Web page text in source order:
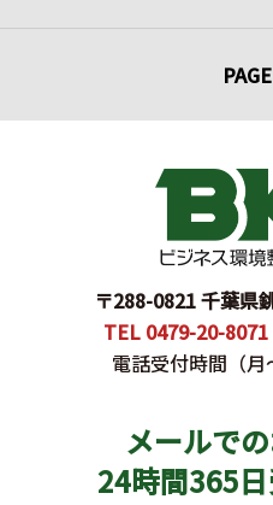
〒288-0821 千葉県
TEL 0479-20-
電話受付時間（
メールで
24時間365日